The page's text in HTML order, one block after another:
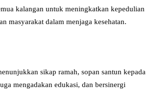
kalangan untuk meningkatkan kepedulian
masyarakat dalam menjaga kesehatan.
sikap ramah, sopan santun kepada
mengadakan edukasi, dan bersinergi